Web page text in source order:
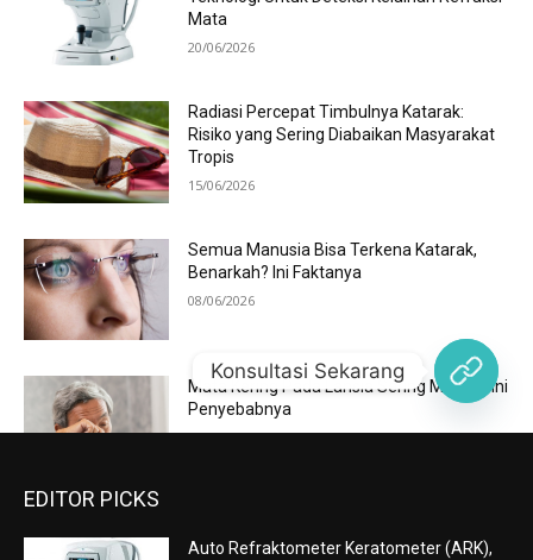
EDITOR PICKS
Auto Refraktometer Keratometer (ARK),